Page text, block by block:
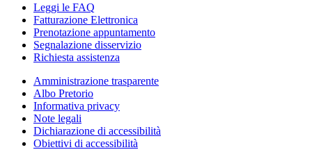
Leggi le FAQ
Fatturazione Elettronica
Prenotazione appuntamento
Segnalazione disservizio
Richiesta assistenza
Amministrazione trasparente
Albo Pretorio
Informativa privacy
Note legali
Dichiarazione di accessibilità
Obiettivi di accessibilità